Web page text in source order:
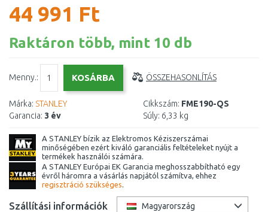
44 991 Ft
Raktáron több, mint 10 db
Menny.: ÖSSZEHASONLÍTÁS
Márka: STANLEY
Garancia: 3 év
Cikkszám: FME190-QS
Súly: 6,33 kg
A STANLEY bízik az Elektromos Kéziszerszámai
minőségében ezért kiváló garanciális feltételeket nyújt a
termékek használói számára.
A STANLEY Európai EK Garancia meghosszabbítható egy
évről háromra a vásárlás napjától számítva, ehhez
regisztráció szükséges.
Szállítási információk
Magyarország